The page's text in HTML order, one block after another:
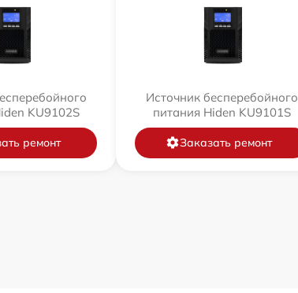
KU9102S
ремонт
Источник бесперебойного
питания Hiden KU9101S
Заказать ремонт